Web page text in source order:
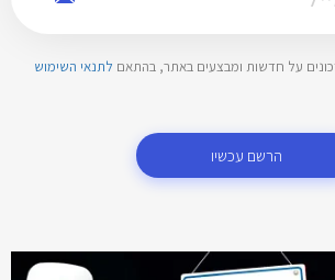
על חדשות ומבצעים באתר, בהתאם לתנאי השימוש
הרשם עכשיו